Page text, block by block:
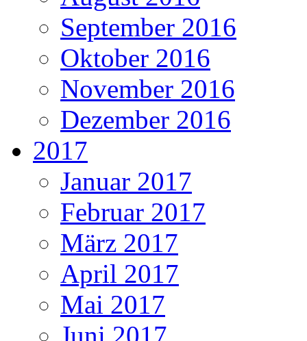
September 2016
Oktober 2016
November 2016
Dezember 2016
2017
Januar 2017
Februar 2017
März 2017
April 2017
Mai 2017
Juni 2017